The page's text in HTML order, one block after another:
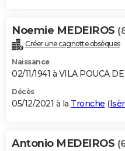
Noemie MEDEIROS
Créer une cagnotte obsèques
Naissance
02/11/1941 à VILA POUCA
Décès
05/12/2021 à la Tronche (
Antonio MEDEIROS